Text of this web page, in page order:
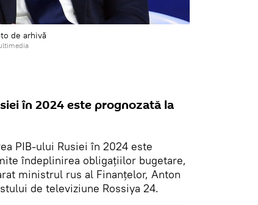
de arhivă
în 2024 este prognozată la
PIB-ului Rusiei în 2024 este
îndeplinirea obligațiilor bugetare,
ministrul rus al Finanțelor, Anton
de televiziune Rossiya 24.